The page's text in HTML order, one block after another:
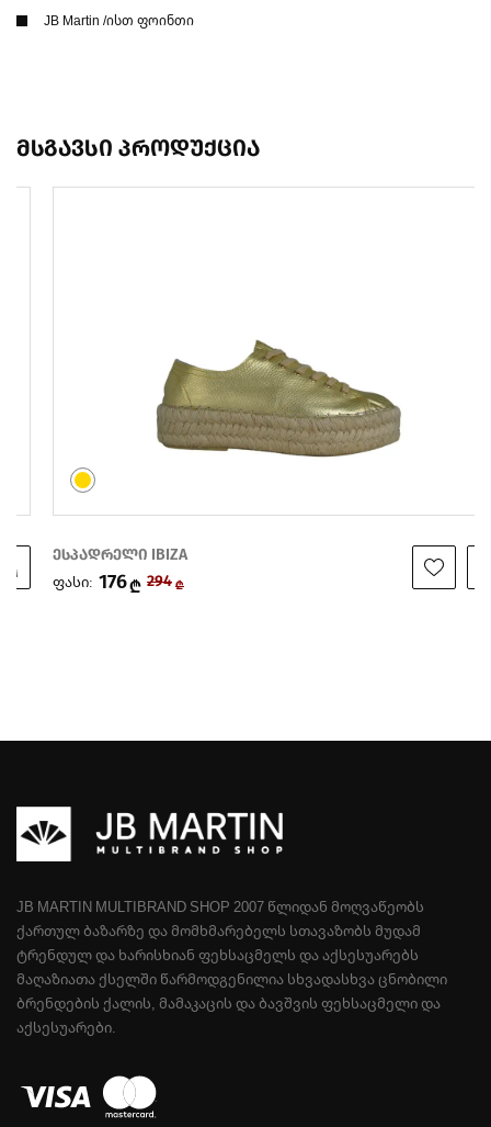
JB Martin /ისთ ფოინთი
მსგავსი პროდუქცია
ესპადრელი IBIZA
ფასი: 176 ₾ 294 ₾
JB MARTIN MULTIBRAND SHOP 2007 ᲬᲚᲘᲓᲐᲜ ᲛᲝᲦᲕᲐᲬᲔᲝᲑᲡ
ᲥᲐᲠᲗᲣᲚ ᲑᲐᲖᲐᲠᲖᲔ ᲓᲐ ᲛᲝᲛᲮᲛᲐᲠᲔᲑᲔᲚᲡ ᲡᲗᲐᲕᲐᲖᲝᲑᲡ ᲛᲣᲓᲐᲛ
ᲢᲠᲔᲜᲓᲣᲚ ᲓᲐ ᲮᲐᲠᲘᲡᲮᲘᲐᲜ ᲤᲔᲮᲡᲐᲪᲛᲔᲚᲡ ᲓᲐ ᲐᲥᲡᲔᲡᲣᲐᲠᲔᲑᲡ
ᲛᲐᲦᲐᲖᲘᲐᲗᲐ ᲥᲡᲔᲚᲨᲘ ᲬᲐᲠᲛᲝᲓᲒᲔᲜᲘᲚᲘᲐ ᲡᲮᲕᲐᲓᲐᲡᲮᲕᲐ ᲪᲜᲝᲑᲘᲚᲘ
ᲑᲠᲔᲜᲓᲔᲑᲘᲡ ᲥᲐᲚᲘᲡ, ᲛᲐᲛᲐᲙᲐᲪᲘᲡ ᲓᲐ ᲑᲐᲕᲨᲕᲘᲡ ᲤᲔᲮᲡᲐᲪᲛᲔᲚᲘ ᲓᲐ
ᲐᲥᲡᲔᲡᲣᲐᲠᲔᲑᲘ.